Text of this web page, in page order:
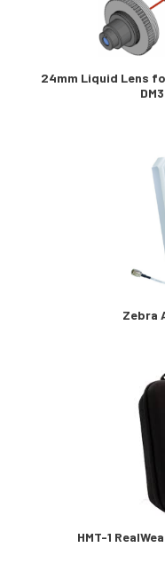
24mm Liquid Lens
Zebra
HMT-1